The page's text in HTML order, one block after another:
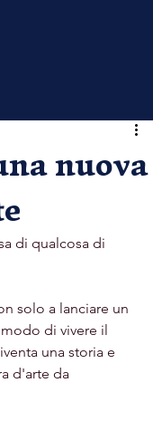
nuova
di qualcosa di
solo a lanciare un
di vivere il
una storia e
d'arte da